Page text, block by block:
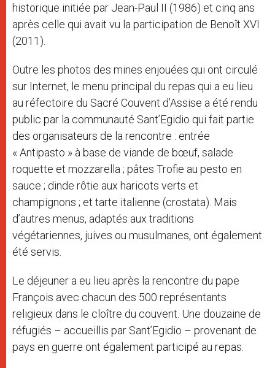
historique initiée par Jean-Paul II (1986) et cinq ans
après celle qui avait vu la participation de Benoît XVI
(2011).
Outre les photos des mines enjouées qui ont circulé
sur Internet, le menu principal du repas qui a eu lieu
au réfectoire du Sacré Couvent d’Assise a été rendu
public par la communauté Sant’Egidio qui fait partie
des organisateurs de la rencontre : entrée
« Antipasto » à base de viande de bœuf, salade
roquette et mozzarella ; pâtes Trofie au pesto en
sauce ; dinde rôtie aux haricots verts et
champignons ; et tarte italienne (crostata). Mais
d’autres menus, adaptés aux traditions
végétariennes, juives ou musulmanes, ont également
été servis.
Le déjeuner a eu lieu après la rencontre du pape
François avec chacun des 500 représentants
religieux dans le cloître du couvent. Une douzaine de
réfugiés – accueillis par Sant’Egidio – provenant de
pays en guerre ont également participé au repas.